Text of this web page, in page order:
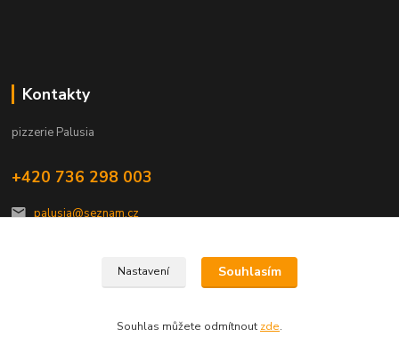
Kontakty
pizzerie Palusia
+420 736 298 003
palusia@seznam.cz
Nastavení Souhlasím
Souhlas můžete odmítnout zde.